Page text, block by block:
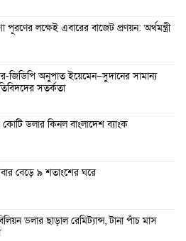
পূরণের লক্ষেই এবারের বাজেট প্রণয়ন: অর্থমন্ত্রী
জিডিপি অনুপাত ইয়েমেন–সুদানের সামান্য
সতর্কতা
ডলার কিনল বাংলাদেশ ব্যাংক
বেড়ে ৯ শতাংশের ঘরে
ডলার ছাড়াল রেমিট্যান্স, টানা পাঁচ মাস